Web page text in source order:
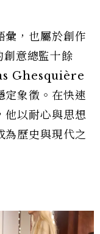
彙，也屬於創作
意總監十餘
Ghesquière
定象徵。在快速
他以耐心與思想
為歷史與現代之